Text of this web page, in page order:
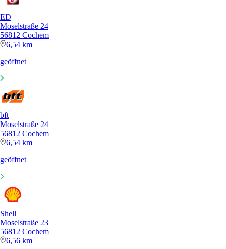
ED
Moselstraße 24
56812 Cochem
6,54 km
geöffnet
bft
Moselstraße 24
56812 Cochem
6,54 km
geöffnet
Shell
Moselstraße 23
56812 Cochem
6,56 km